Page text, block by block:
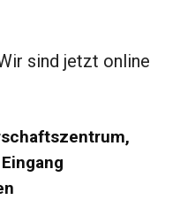
sind jetzt online